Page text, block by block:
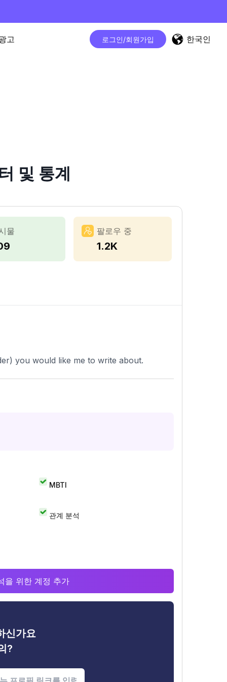
고 로그인/회원가입 한국인
및 통계
물 팔로우 중
1.2K
you would like me to write about.
MBTI
관계 분석
을 위한 계정 추가
신가요
?